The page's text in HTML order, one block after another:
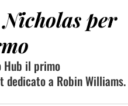
per
Hub il primo
dedicato a Robin Williams.